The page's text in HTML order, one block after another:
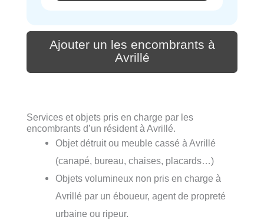
Ajouter un les encombrants à
Avrillé
Services et objets pris en charge par les
encombrants d’un résident à Avrillé.
Objet détruit ou meuble cassé à Avrillé
(canapé, bureau, chaises, placards…)
Objets volumineux non pris en charge à
Avrillé par un éboueur, agent de propreté
urbaine ou ripeur.